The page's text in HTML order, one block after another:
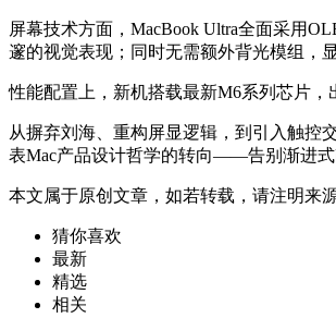
屏幕技术方面，MacBook Ultra全面采用
邃的视觉表现；同时无需额外背光模组，
性能配置上，新机搭载最新M6系列芯片，
从摒弃刘海、重构屏显逻辑，到引入触控
表Mac产品设计哲学的转向——告别渐进
本文属于原创文章，如若转载，请注明来源
猜你喜欢
最新
精选
相关